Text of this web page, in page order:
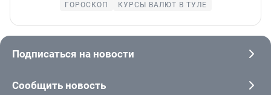
ГОРОСКОП
КУРСЫ ВАЛЮТ В ТУЛЕ
Подписаться на новости
Сообщить новость